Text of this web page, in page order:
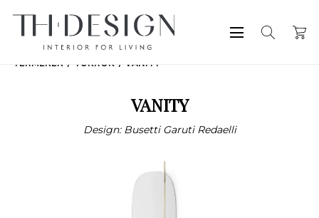
TERMÉKEK TÜKRÖK VANITY
VANITY
Design: Busetti Garuti Redaelli